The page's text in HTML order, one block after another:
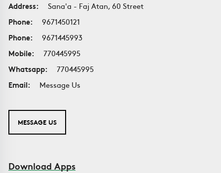
Address:
Sana'a - Faj Atan, 60 Street
Phone:
9671450121
Phone:
9671445993
Mobile:
770445995
Whatsapp:
770445995
Email:
Message Us
MESSAGE US
Download Apps